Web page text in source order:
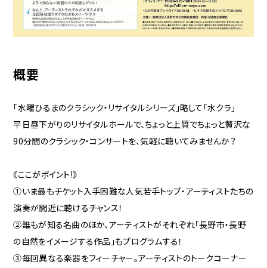
概要
「水曜ひるまのクラシック・リサイタルシリーズ」略して「水クラ」
平日昼下がりのリサイタルホールで、ちょっと上質でちょっと贅沢な
90分間のクラシック・コンサートを、気軽に聴いてみませんか？
《ここがポイント!》
①いま最もチケット入手困難な人気若手トップ・アーティストたちの
演奏が間近に聴けるチャンス！
②誰もが知る名曲のほか、アーティストがそれぞれ「長野市・長野
の自然をイメージする作品」もプログラムする！
③毎回異なる楽器をフィーチャー。アーティストのトークコーナー